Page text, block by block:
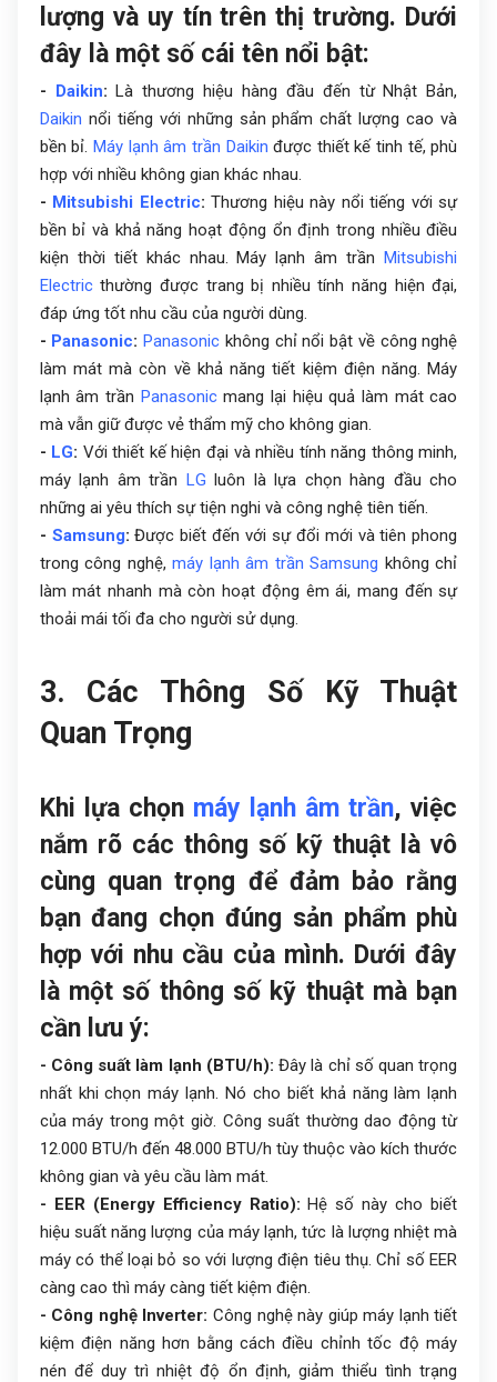
lượng và uy tín trên thị trường. Dưới
đây là một số cái tên nổi bật:
- Daikin: Là thương hiệu hàng đầu đến từ Nhật Bản,
Daikin nổi tiếng với những sản phẩm chất lượng cao và
bền bỉ. Máy lạnh âm trần Daikin được thiết kế tinh tế, phù
hợp với nhiều không gian khác nhau.
- Mitsubishi Electric: Thương hiệu này nổi tiếng với sự
bền bỉ và khả năng hoạt động ổn định trong nhiều điều
kiện thời tiết khác nhau. Máy lạnh âm trầnMitsubishi
Electricthường được trang bị nhiều tính năng hiện đại,
đáp ứng tốt nhu cầu của người dùng.
- Panasonic: Panasonic không chỉ nổi bật về công nghệ
làm mát mà còn về khả năng tiết kiệm điện năng. Máy
lạnh âm trần Panasonicmang lại hiệu quả làm mát cao
mà vẫn giữ được vẻ thẩm mỹ cho không gian.
- LG: Với thiết kế hiện đại và nhiều tính năng thông minh,
máy lạnh âm trần LGluôn là lựa chọn hàng đầu cho
những ai yêu thích sự tiện nghi và công nghệ tiên tiến.
- Samsung: Được biết đến với sự đổi mới và tiên phong
trong công nghệ,máy lạnh âm trần Samsung không chỉ
làm mát nhanh mà còn hoạt động êm ái, mang đến sự
thoải mái tối đa cho người sử dụng.
3. Các Thông Số Kỹ Thuật
Quan Trọng
Khi lựa chọn máy lạnh âm trần, việc
nắm rõ các thông số kỹ thuật là vô
cùng quan trọng để đảm bảo rằng
bạn đang chọn đúng sản phẩm phù
hợp với nhu cầu của mình. Dưới đây
là một số thông số kỹ thuật mà bạn
cần lưu ý:
- Công suất làm lạnh (BTU/h): Đây là chỉ số quan trọng
nhất khi chọn máy lạnh. Nó cho biết khả năng làm lạnh
của máy trong một giờ. Công suất thường dao động từ
12.000 BTU/h đến 48.000 BTU/h tùy thuộc vào kích thước
không gian và yêu cầu làm mát.
- EER (Energy Efficiency Ratio): Hệ số này cho biết
hiệu suất năng lượng của máy lạnh, tức là lượng nhiệt mà
máy có thể loại bỏ so với lượng điện tiêu thụ. Chỉ số EER
càng cao thì máy càng tiết kiệm điện.
- Công nghệ Inverter: Công nghệ này giúp máy lạnh tiết
kiệm điện năng hơn bằng cách điều chỉnh tốc độ máy
nén để duy trì nhiệt độ ổn định, giảm thiểu tình trạng